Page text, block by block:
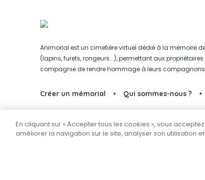
Animorial est un cimetière virtuel dédié à la mémoire
(lapins, furets, rongeurs...), permettant aux
compagnie de rendre hommage à leurs
Créer un mémorial Qui sommes-nous ?
Partager sur Facebook
En cliquant sur « Accepter tous les cookies », vous
améliorer la navigation sur le site, analyser son utilisation